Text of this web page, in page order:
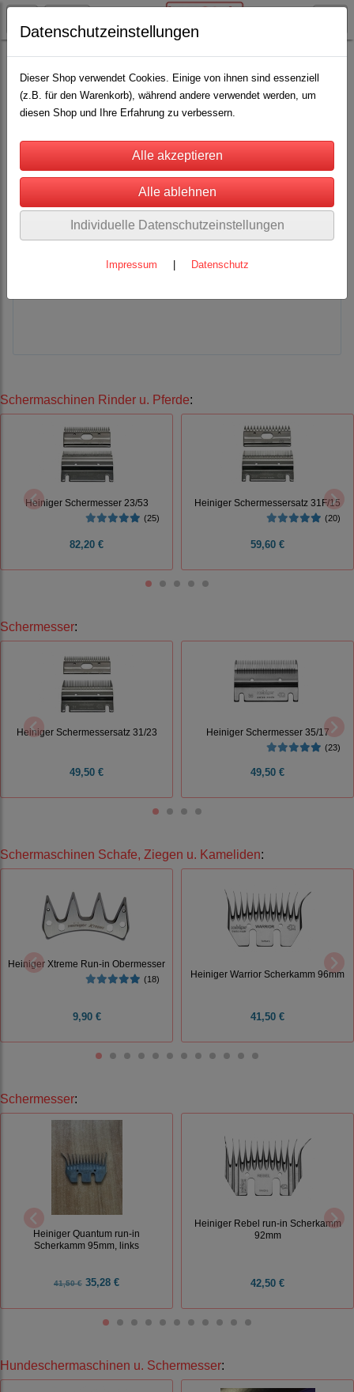
Heiniger Schermaschinen und Schermesser
Heiniger-Werkzeuge sind ausgerichtet auf die präzise, saubere und
schnelle Tierschur. Stahlhart und scharf. Bereits in der Fertigung
Tierschermaschinen vertreten Schweizer Präzision und Qualität.
Schermaschinen Rinder u. Pferde:
Heiniger Schermesser 23/53
(25)
82,20 €
Heiniger Schermessersatz 31F/15
(20)
59,60 €
Schermesser:
Heiniger Schermessersatz 31/23
49,50 €
Heiniger Schermesser 35/17
(23)
49,50 €
Schermaschinen Schafe, Ziegen u. Kameliden:
Heiniger Xtreme Run-in Obermesser
(18)
9,90 €
Heiniger Warrior Scherkamm 96mm
41,50 €
Schermesser:
Heiniger Quantum run-in
Scherkamm 95mm, links
41,50 € 35,28 €
Heiniger Rebel run-in Scherkamm
92mm
42,50 €
Hundeschermaschinen u. Schermesser:
Datenschutzeinstellungen
Dieser Shop verwendet Cookies. Einige von ihnen sind essenziell
(z.B. für den Warenkorb), während andere verwendet werden, um
diesen Shop und Ihre Erfahrung zu verbessern.
Individuelle Datenschutzeinstellungen
Impressum Datenschutz